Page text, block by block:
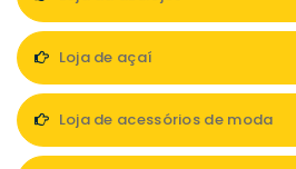
Loja de açaí
Loja de acessórios de moda